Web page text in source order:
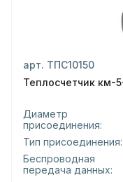
арт. ТПС10150
Теплосчетчик км-
Диаметр
присоединения:
Тип присоединения:
Беспроводная
передача данных: